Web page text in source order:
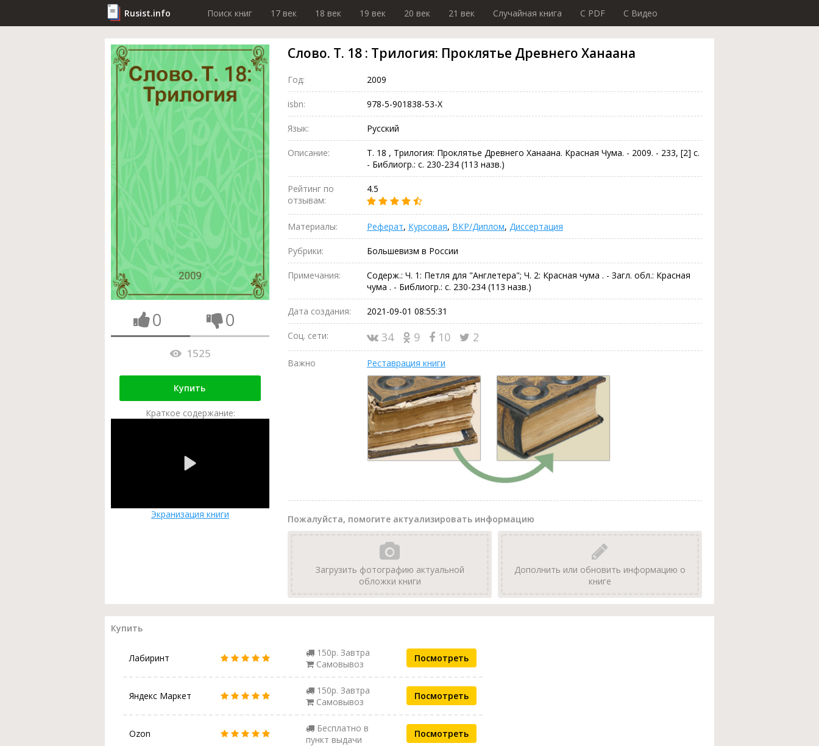
Rusist.info Поиск книг 17 век 18 век 19 век 20 век 21 век Случайная книга C PDF C Видео
0 0
1525
Купить
Краткое содержание:
Экранизация книги
Слово. Т. 18 : Трилогия: Проклятье Древнего Ханаана
Год: 2009
isbn: 978-5-901838-53-X
Язык: Русский
Описание:
Т. 18 , Трилогия: Проклятье Древнего Ханаана. Красная Чума. - 2009. - 233, [2] с.
- Библиогр.: с. 230-234 (113 назв.)
Рейтинг по
отзывам:
4.5
Материалы: Реферат, Курсовая, ВКР/Диплом, Диссертация
Рубрики: Большевизм в России
Примечания:
Содерж.: Ч. 1: Петля для "Англетера"; Ч. 2: Красная чума . - Загл. обл.: Красная
чума . - Библиогр.: с. 230-234 (113 назв.)
Дата создания: 2021-09-01 08:55:31
Соц. сети: 34 9 10 2
Важно Реставрация книги
Пожалуйста, помогите актуализировать информацию
Загрузить фотографию актуальной
обложки книги
Дополнить или обновить информацию о
книге
Купить
Лабиринт
150р. Завтра
Самовывоз
Посмотреть
Яндекс Маркет
150р. Завтра
Самовывоз
Посмотреть
Ozon
Бесплатно в
пункт выдачи
Посмотреть